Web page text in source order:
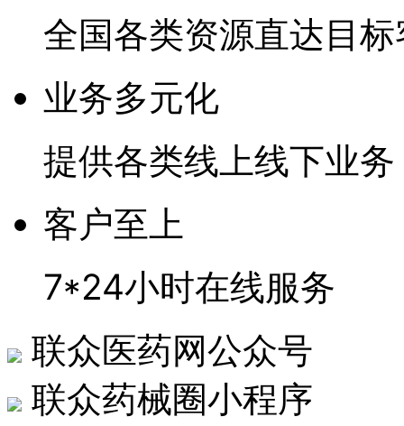
全国各类资源直达目
业务多元化
提供各类线上线下业务
客户至上
7*24小时在线服务
联众医药网公众号
联众药械圈小程序